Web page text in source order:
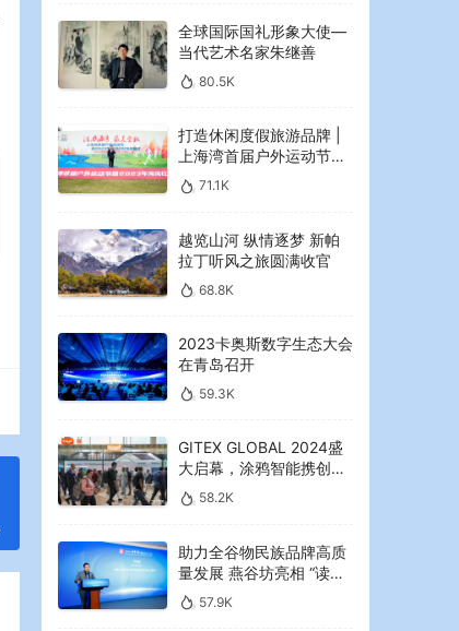
全球国际国礼形象大使—
当代艺术名家朱继善
80.5K
打造休闲度假旅游品牌 |
上海湾首届户外运动节暨
2023年海湾红叶节启幕
71.1K
越览山河 纵情逐梦 新帕
拉丁听风之旅圆满收官
68.8K
2023卡奥斯数字生态大会
在青岛召开
59.3K
GITEX GLOBAL 2024盛
大启幕，涂鸦智能携创新
AI解决方案引领中东可持
续未来
58.2K
助力全谷物民族品牌高质
量发展 燕谷坊亮相 “读懂
中国”国际会议
57.9K